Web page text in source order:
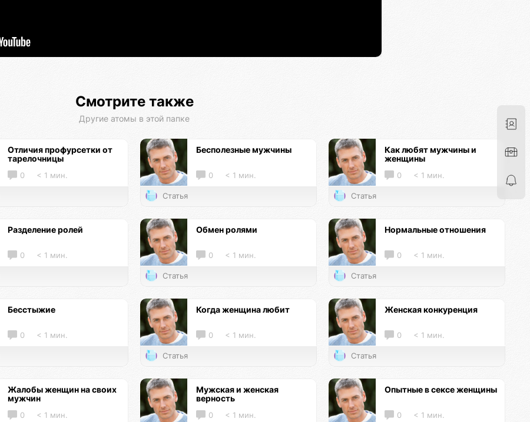
Смотрите также
Другие атомы в этой папке
Отличия профурсетки от
тарелочницы
0 < 1 мин.
Бесполезные мужчины
0 < 1 мин.
Статья
Как любят мужчины и
женщины
0 < 1 мин.
Статья
Разделение ролей
0 < 1 мин.
Обмен ролями
0 < 1 мин.
Статья
Нормальные отношения
0 < 1 мин.
Статья
Бесстыжие
0 < 1 мин.
Когда женщина любит
0 < 1 мин.
Статья
Женская конкуренция
0 < 1 мин.
Статья
Жалобы женщин на своих
мужчин
0 < 1 мин.
Мужская и женская
верность
0 < 1 мин.
Опытные в сексе женщины
0 < 1 мин.